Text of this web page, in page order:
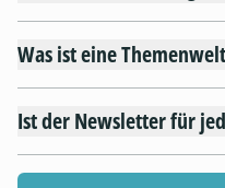
Was ist eine
Ist der Newsletter für